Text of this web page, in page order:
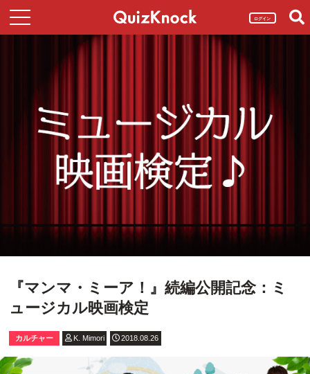
ログイン
『マンマ・ミーア！』続編公開記念：ミ
ュージカル映画検定
カルチャー K. Mimori 2018.08.26